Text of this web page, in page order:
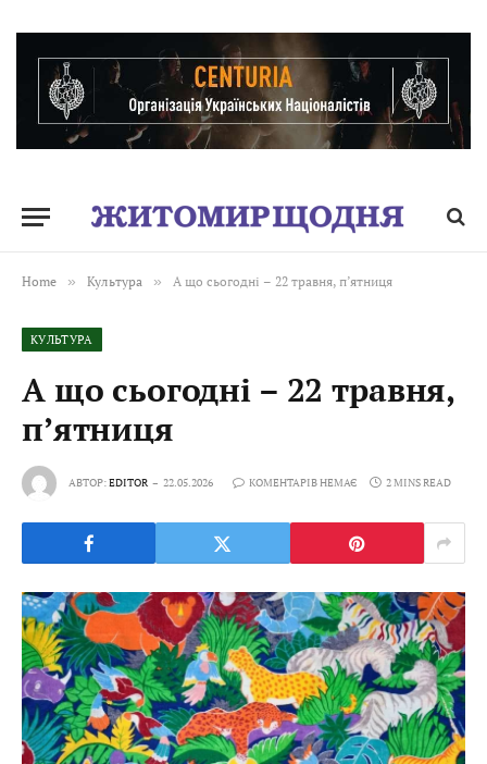
Home » Культура » А що сьогодні – 22 травня, пʼятниця
КУЛЬТУРА
А що сьогодні – 22 травня,
пʼятниця
АВТОР:EDITOR 22.05.2026 КОМЕНТАРІВ НЕМАЄ 2 MINS READ